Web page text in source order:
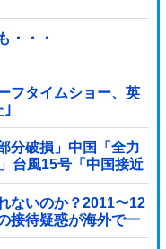
・・・
フタイムショー、英
｣
分破損」中国「全力
台風15号「中国接近
物生産が壊滅危機」
ないのか？2011〜12
接待疑惑が海外で一